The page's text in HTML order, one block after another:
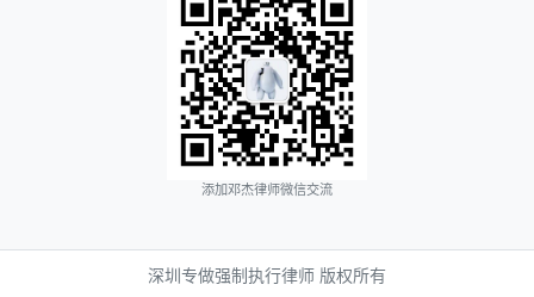
添加邓杰律师微信交流
深圳专做强制执行律师 版权所有